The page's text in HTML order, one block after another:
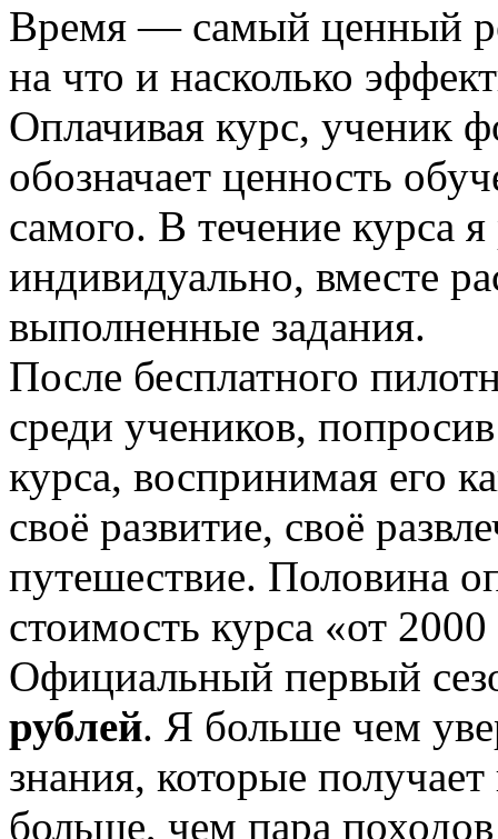
Время — самый ценный
на что и насколько
Оплачивая курс, ученик
обозначает ценность
самого. В течение курса
индивидуально, вместе
выполненные задания.
После бесплатного
среди учеников,
курса, воспринимая его
своё развитие, своё
путешествие. Половина
стоимость курса «от
Официальный первый
рублей. Я больше чем
знания, которые
больше, чем пара